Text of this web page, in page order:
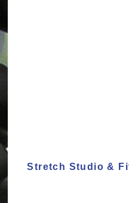
Stretch Studio &